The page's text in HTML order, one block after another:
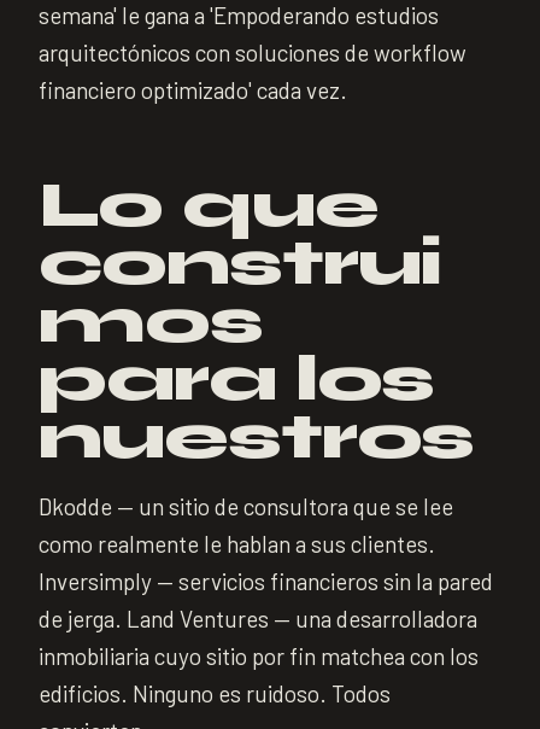
semana' le gana a 'Empoderando estudios
arquitectónicos con soluciones de workflow
financiero optimizado' cada vez.
Lo que
construi
mos
para los
nuestros
Dkodde — un sitio de consultora que se lee
como realmente le hablan a sus clientes.
Inversimply — servicios financieros sin la pared
de jerga. Land Ventures — una desarrolladora
inmobiliaria cuyo sitio por fin matchea con los
edificios. Ninguno es ruidoso. Todos